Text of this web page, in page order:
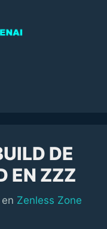
DE
EN ZZZ
en Categorías
Zenless Zone